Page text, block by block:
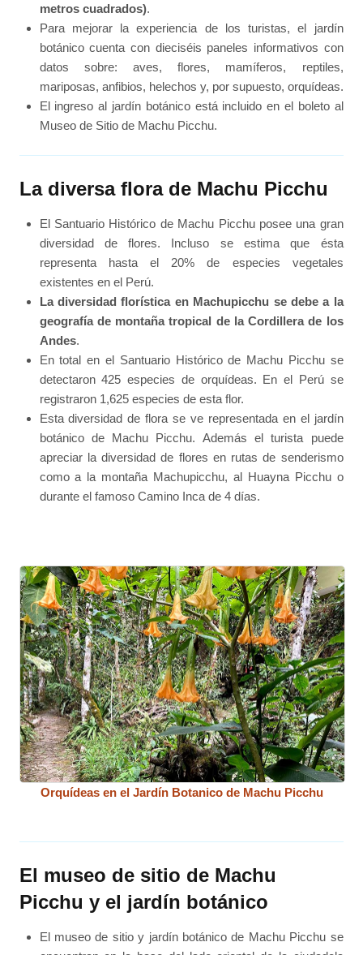
metros cuadrados).
Para mejorar la experiencia de los turistas, el jardín
botánico cuenta con dieciséis paneles informativos con
datos sobre: aves, flores, mamíferos, reptiles,
mariposas, anfibios, helechos y, por supuesto, orquídeas.
El ingreso al jardín botánico está incluido en el boleto al
Museo de Sitio de Machu Picchu.
La diversa flora de Machu Picchu
El Santuario Histórico de Machu Picchu posee una gran
diversidad de flores. Incluso se estima que ésta
representa hasta el 20% de especies vegetales
existentes en el Perú.
La diversidad florística en Machupicchu se debe a la
geografía de montaña tropical de la Cordillera de los
Andes.
En total en el Santuario Histórico de Machu Picchu se
detectaron 425 especies de orquídeas. En el Perú se
registraron 1,625 especies de esta flor.
Esta diversidad de flora se ve representada en el jardín
botánico de Machu Picchu. Además el turista puede
apreciar la diversidad de flores en rutas de senderismo
como a la montaña Machupicchu, al Huayna Picchu o
durante el famoso Camino Inca de 4 días.
Orquídeas en el Jardín Botanico de Machu Picchu
El museo de sitio de Machu
Picchu y el jardín botánico
El museo de sitio y jardín botánico de Machu Picchu se